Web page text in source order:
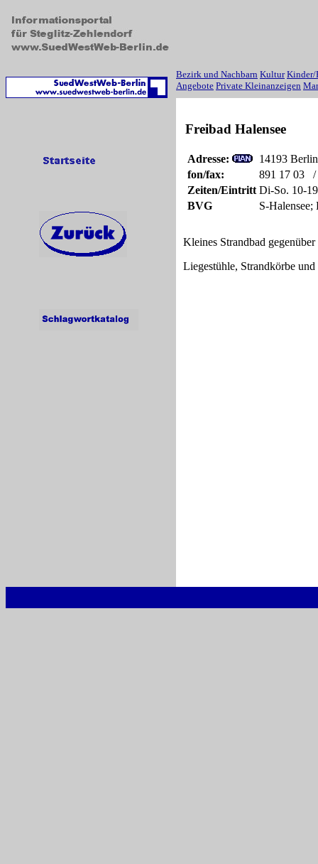
Bezirk und Nachbarn Kultur Kinder/
Angebote Private Kleinanzeigen
Freibad Halensee
Adresse:
14193
fon/fax:
891 17 03
Zeiten/Eintritt Di-So. 10-
BVG
S-Halensee;
Kleines Strandbad
Liegestühle, Strandkörbe